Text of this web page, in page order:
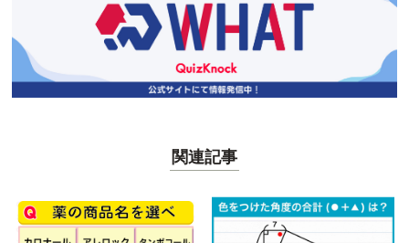
関連記事